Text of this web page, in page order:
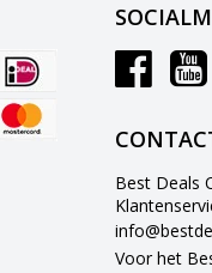
Best Deals
Voor het